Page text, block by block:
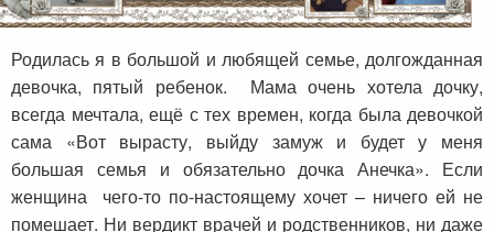
Родилась я в большой и любящей семье, долгожданная
девочка, пятый ребенок. Мама очень хотела дочку,
всегда мечтала, ещё с тех времен, когда была девочкой
сама «Вот вырасту, выйду замуж и будет у меня
большая семья и обязательно дочка Анечка». Если
женщина чего-то по-настоящему хочет – ничего ей не
помешает. Ни вердикт врачей и родственников, ни даже